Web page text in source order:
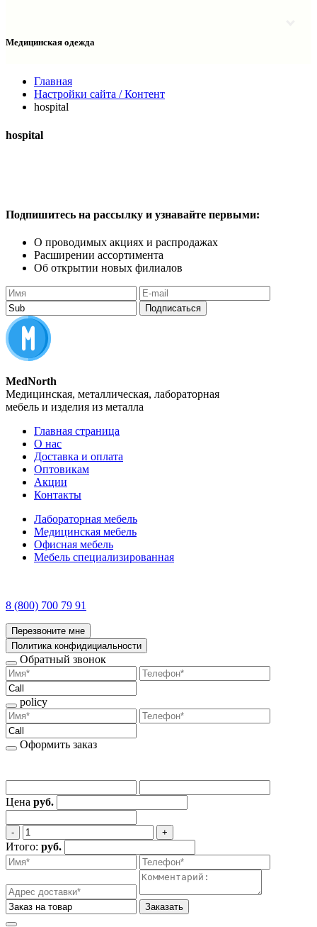
Шкафы колонки
Тумбы мойки лабораторные
Медицинская одежда
Главная
Настройки сайта / Контент
hospital
hospital
Подпишитесь на рассылку и узнавайте первыми:
О проводимых акциях и распродажах
Расширении ассортимента
Об открытии новых филиалов
Подписаться
MedNorth
Медицинская, металлическая, лабораторная
мебель и изделия из металла
Главная страница
О нас
Доставка и оплата
Оптовикам
Акции
Контакты
Лабораторная мебель
Медицинская мебель
Офисная мебель
Мебель специализированная
8 (800) 700 79 91
Перезвоните мне
Политика конфидициальности
Обратный звонок
policy
Оформить заказ
Цена руб.
‐ +
Итого: руб.
Заказать